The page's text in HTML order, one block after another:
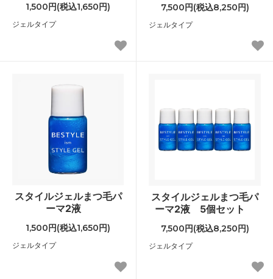
1,500円(税込1,650円)
ジェルタイプ
7,500円(税込8,250円)
ジェルタイプ
スタイルジェルまつ毛パ
ーマ2液
1,500円(税込1,650円)
ジェルタイプ
スタイルジェルまつ毛パ
ーマ2液 5個セット
7,500円(税込8,250円)
ジェルタイプ